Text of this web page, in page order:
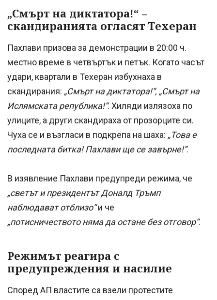
„Смърт на диктатора!“ –
скандиранията огласят Техеран
Пахлави призова за демонстрации в 20:00 ч.
местно време в четвъртък и петък. Когато часът
удари, квартали в Техеран избухнаха в
скандирания: „Смърт на диктатора!“, „Смърт на
Ислямската република!“. Хиляди излязоха по
улиците, а други скандираха от прозорците си.
Чуха се и възгласи в подкрепа на шаха: „Това е
последната битка! Пахлави ще се завърне!“.
В изявление Пахлави предупреди режима, че
„светът и президентът Доналд Тръмп
наблюдават отблизо“и че
„потисничеството няма да остане без отговор“.
Режимът реагира с
предупреждения и насилие
Според АП властите са взели протестите